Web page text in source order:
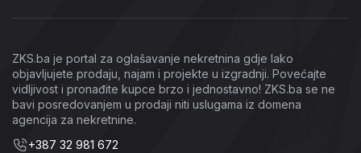
ZKS.ba je portal za oglašavanje nekretnina gdje lako
objavljujete prodaju, najam i projekte u izgradnji. Povećajte
vidljivost i pronađite kupce brzo i jednostavno! ZKS.ba se ne
bavi posredovanjem u prodaji niti uslugama iz domena
agencija za nekretnine.
+387 32 981 672